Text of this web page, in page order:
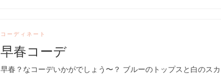
コーディネート
早春コーデ
早春？なコーデいかがでしょう〜？ ブルーのトップスと白のスカ